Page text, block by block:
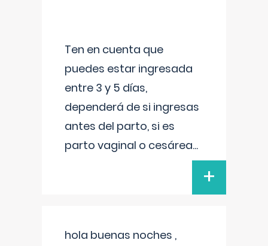
Ten en cuenta que
puedes estar ingresada
entre 3 y 5 días,
dependerá de si ingresas
antes del parto, si es
parto vaginal o cesárea...
+
hola buenas noches ,